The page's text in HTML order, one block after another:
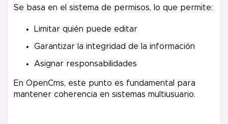
Se basa en el sistema de permisos, lo que permite:
Limitar quién puede editar
Garantizar la integridad de la información
Asignar responsabilidades
En OpenCms, este punto es fundamental para
mantener coherencia en sistemas multiusuario.